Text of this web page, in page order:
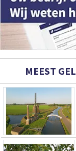
MEEST